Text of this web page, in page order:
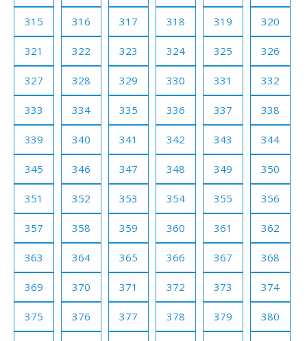
315 316 317 318 319 320
321 322 323 324 325 326
327 328 329 330 331 332
333 334 335 336 337 338
339 340 341 342 343 344
345 346 347 348 349 350
351 352 353 354 355 356
357 358 359 360 361 362
363 364 365 366 367 368
369 370 371 372 373 374
375 376 377 378 379 380